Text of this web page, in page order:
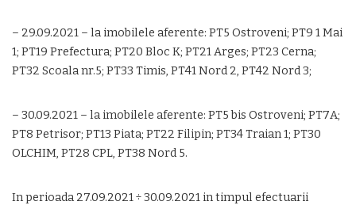
– 29.09.2021 – la imobilele aferente: PT5 Ostroveni; PT9 1 Mai
1; PT19 Prefectura; PT20 Bloc K; PT21 Arges; PT23 Cerna;
PT32 Scoala nr.5; PT33 Timis, PT41 Nord 2, PT42 Nord 3;
– 30.09.2021 – la imobilele aferente: PT5 bis Ostroveni; PT7A;
PT8 Petrisor; PT13 Piata; PT22 Filipin; PT34 Traian 1; PT30
OLCHIM, PT28 CPL, PT38 Nord 5.
In perioada 27.09.2021 ÷ 30.09.2021 in timpul efectuarii